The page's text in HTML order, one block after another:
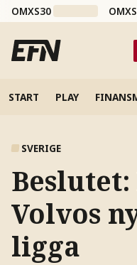
OMXS30
START PLAY
SVERIGE
Volvos
ligga